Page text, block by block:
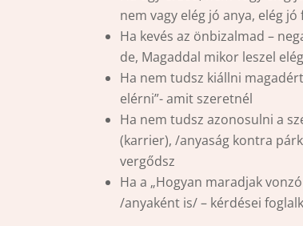
nem vagy elég jó anya, elég
Ha kevés az önbizalmad –
de, Magaddal mikor leszel
Ha nem tudsz kiállni
elérni”- amit szeretnél
Ha nem tudsz azonosulni a
(karrier), /anyaság kontra
vergődsz
Ha a „Hogyan maradjak
/anyaként is/ – kérdései